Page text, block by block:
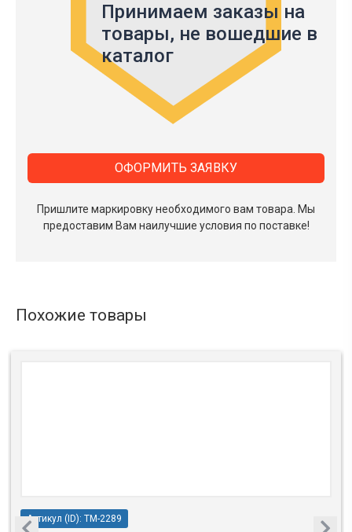
Принимаем заказы на
товары, не вошедшие в
каталог
Пришлите маркировку необходимого вам товара. Мы
предоставим Вам наилучшие условия по поставке!
ОФОРМИТЬ ЗАЯВКУ
Похожие товары
Артикул (ID): TM-2289